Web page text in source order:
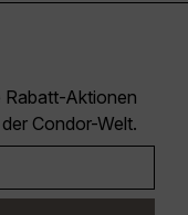
Rabatt-Aktionen
Condor-Welt.